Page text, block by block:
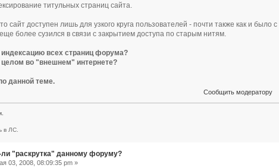
титульных страниц сайта.
сайт доступен лишь для узкого круга пользователей - почти также как и было с
более сузился в связи с закрытием доступа по старым нитям.
всех страниц форума?
во "внешнем" интернете?
данной теме.
Сообщить модератору
в ЛС.
"раскрутка" данному форуму?
03, 2008, 08:09:35 pm »